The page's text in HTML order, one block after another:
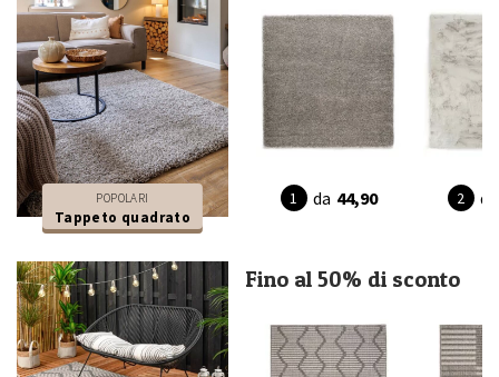
POPOLARI
Tappeto quadrato
da 44,90 da
Fino al 50% di sconto